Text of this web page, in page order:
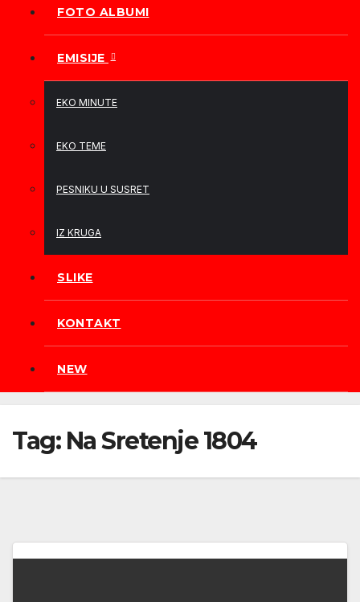
FOTO ALBUMI
EMISIJE
EKO MINUTE
EKO TEME
PESNIKU U SUSRET
IZ KRUGA
SLIKE
KONTAKT
NEW
Tag: Na Sretenje 1804